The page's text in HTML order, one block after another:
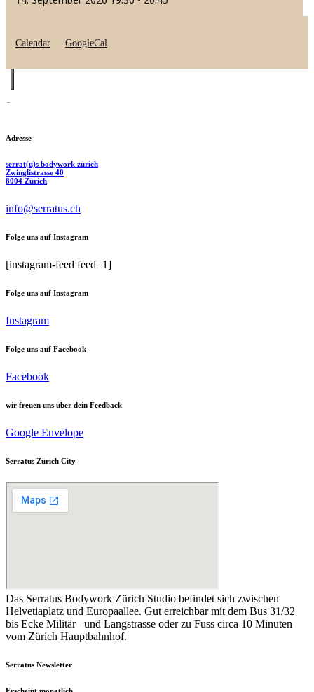
Calendar GoogleCal
Adresse
serrat(u)s bodywork zürich
Zwinglistrasse 40
8004 Zürich
info@serratus.ch
Folge uns auf Instagram
[instagram-feed feed=1]
Folge uns auf Instagram
Instagram
Folge uns auf Facebook
Facebook
wir freuen uns über dein Feedback
Google Envelope
Serratus Zürich City
Das Serratus Bodywork Zürich Studio befindet sich zwischen
Helvetiaplatz und Europaallee. Gut erreichbar mit dem Bus 31/32
bis Ecke Militär– und Langstrasse oder zu Fuss circa 10 Minuten
vom Zürich Hauptbahnhof.
Serratus Newsletter